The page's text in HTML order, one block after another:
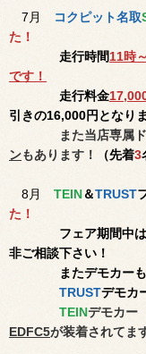
7月 コクピット名取
た！
走行時間11時
です！
走行料金
引きの16,000円となり
また当店専属
ンもあります！ （先着3
8月 TEIN＆TRUST
た！
フェア期間中は
非ご相談下さい！
またデモカーも予
TRUSTデモカ
TEINデモカー
EDFC5が装着されてま